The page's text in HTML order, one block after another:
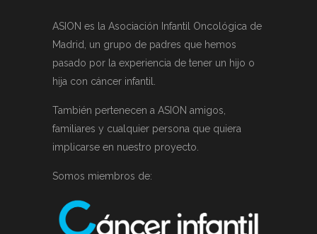
ASION es la Asociación Infantil Oncológica de
Madrid, un grupo de padres que hemos
pasado por la experiencia de tener un hijo o
hija con cáncer infantil.
También pertenecen a ASION amigos,
familiares y cualquier persona que quiera
implicarse en nuestro proyecto.
Somos miembros de: